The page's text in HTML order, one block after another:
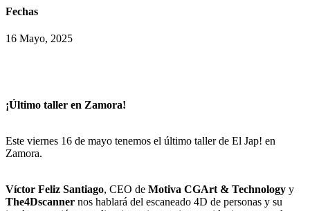
Fechas
16 Mayo, 2025
¡Último taller en Zamora!
Este viernes 16 de mayo tenemos el último taller de El Jap! en
Zamora.
Víctor Feliz Santiago, CEO de Motiva CGArt & Technology y
The4Dscanner nos hablará del escaneado 4D de personas y su